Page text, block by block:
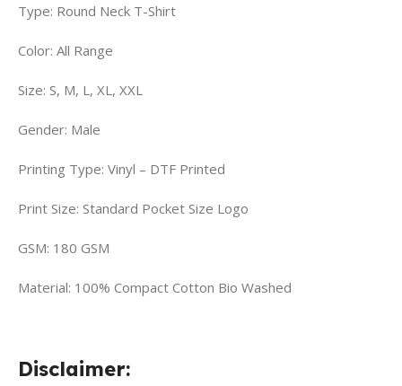
Type: Round Neck T-Shirt
Color: All Range
Size: S, M, L, XL, XXL
Gender: Male
Printing Type: Vinyl – DTF Printed
Print Size: Standard Pocket Size Logo
GSM: 180 GSM
Material: 100% Compact Cotton Bio Washed
Disclaimer: